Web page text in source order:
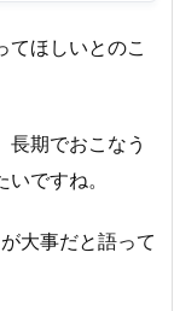
てほしいとのこ
長期でおこなう
ですね。
大事だと語って